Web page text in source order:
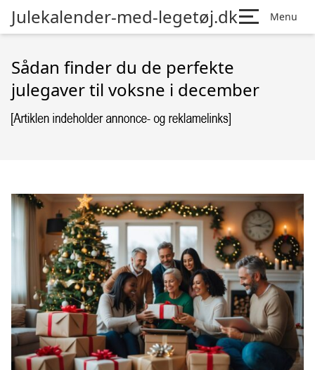
Julekalender-med-legetøj.dk Menu
Sådan finder du de perfekte
julegaver til voksne i december